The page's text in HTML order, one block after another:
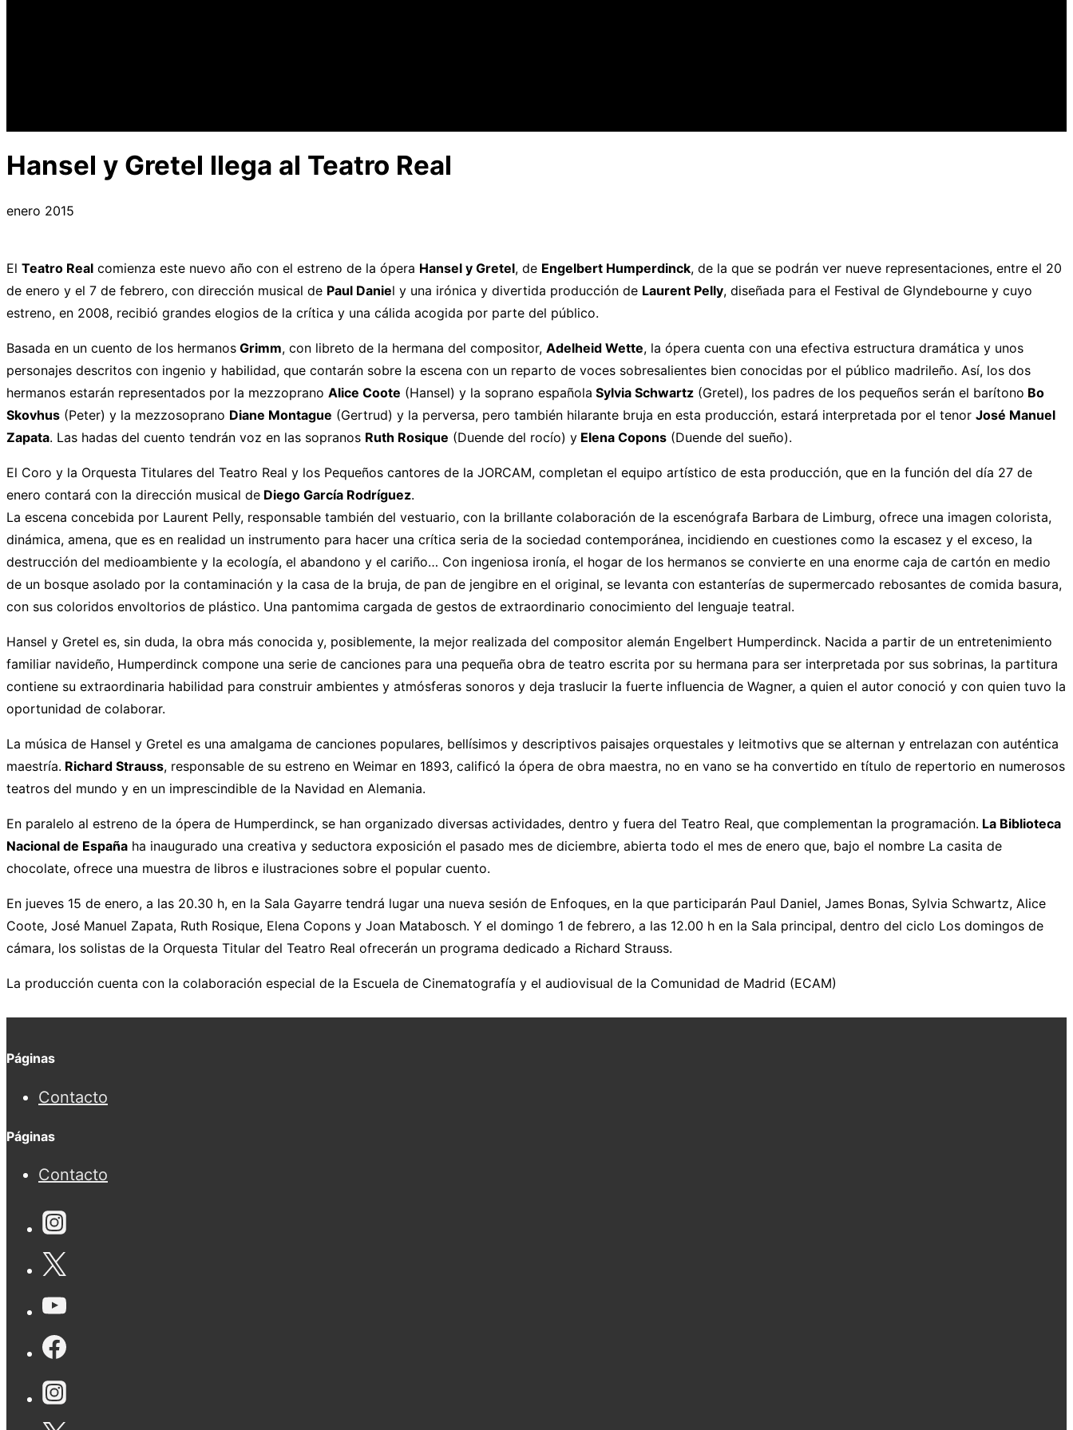
Hansel y Gretel llega al Teatro Real
enero 2015
El Teatro Real comienza este nuevo año con el estreno de la ópera Hansel y Gretel, de Engelbert Humperdinck, de la que se podrán ver nueve representaciones, entre el 20
de enero y el 7 de febrero, con dirección musical de Paul Daniel y una irónica y divertida producción de Laurent Pelly, diseñada para el Festival de Glyndebourne y cuyo
estreno, en 2008, recibió grandes elogios de la crítica y una cálida acogida por parte del público.
Basada en un cuento de los hermanos Grimm, con libreto de la hermana del compositor, Adelheid Wette, la ópera cuenta con una efectiva estructura dramática y unos
personajes descritos con ingenio y habilidad, que contarán sobre la escena con un reparto de voces sobresalientes bien conocidas por el público madrileño. Así, los dos
hermanos estarán representados por la mezzoprano Alice Coote (Hansel) y la soprano española Sylvia Schwartz (Gretel), los padres de los pequeños serán el barítono Bo
Skovhus (Peter) y la mezzosoprano Diane Montague (Gertrud) y la perversa, pero también hilarante bruja en esta producción, estará interpretada por el tenor José Manuel
Zapata. Las hadas del cuento tendrán voz en las sopranos Ruth Rosique (Duende del rocío) y Elena Copons (Duende del sueño).
El Coro y la Orquesta Titulares del Teatro Real y los Pequeños cantores de la JORCAM, completan el equipo artístico de esta producción, que en la función del día 27 de
enero contará con la dirección musical de Diego García Rodríguez.
La escena concebida por Laurent Pelly, responsable también del vestuario, con la brillante colaboración de la escenógrafa Barbara de Limburg, ofrece una imagen colorista,
dinámica, amena, que es en realidad un instrumento para hacer una crítica seria de la sociedad contemporánea, incidiendo en cuestiones como la escasez y el exceso, la
destrucción del medioambiente y la ecología, el abandono y el cariño… Con ingeniosa ironía, el hogar de los hermanos se convierte en una enorme caja de cartón en medio
de un bosque asolado por la contaminación y la casa de la bruja, de pan de jengibre en el original, se levanta con estanterías de supermercado rebosantes de comida basura,
con sus coloridos envoltorios de plástico. Una pantomima cargada de gestos de extraordinario conocimiento del lenguaje teatral.
Hansel y Gretel es, sin duda, la obra más conocida y, posiblemente, la mejor realizada del compositor alemán Engelbert Humperdinck. Nacida a partir de un entretenimiento
familiar navideño, Humperdinck compone una serie de canciones para una pequeña obra de teatro escrita por su hermana para ser interpretada por sus sobrinas, la partitura
contiene su extraordinaria habilidad para construir ambientes y atmósferas sonoros y deja traslucir la fuerte influencia de Wagner, a quien el autor conoció y con quien tuvo la
oportunidad de colaborar.
La música de Hansel y Gretel es una amalgama de canciones populares, bellísimos y descriptivos paisajes orquestales y leitmotivs que se alternan y entrelazan con auténtica
maestría. Richard Strauss, responsable de su estreno en Weimar en 1893, calificó la ópera de obra maestra, no en vano se ha convertido en título de repertorio en numerosos
teatros del mundo y en un imprescindible de la Navidad en Alemania.
En paralelo al estreno de la ópera de Humperdinck, se han organizado diversas actividades, dentro y fuera del Teatro Real, que complementan la programación. La Biblioteca
Nacional de España ha inaugurado una creativa y seductora exposición el pasado mes de diciembre, abierta todo el mes de enero que, bajo el nombre La casita de
chocolate, ofrece una muestra de libros e ilustraciones sobre el popular cuento.
En jueves 15 de enero, a las 20.30 h, en la Sala Gayarre tendrá lugar una nueva sesión de Enfoques, en la que participarán Paul Daniel, James Bonas, Sylvia Schwartz, Alice
Coote, José Manuel Zapata, Ruth Rosique, Elena Copons y Joan Matabosch. Y el domingo 1 de febrero, a las 12.00 h en la Sala principal, dentro del ciclo Los domingos de
cámara, los solistas de la Orquesta Titular del Teatro Real ofrecerán un programa dedicado a Richard Strauss.
La producción cuenta con la colaboración especial de la Escuela de Cinematografía y el audiovisual de la Comunidad de Madrid (ECAM)
Páginas
Contacto
Páginas
Contacto